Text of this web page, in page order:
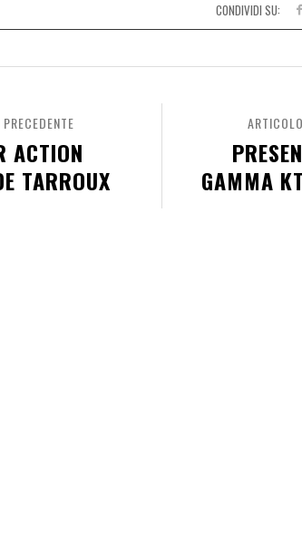
CONDIVIDI SU:
GAMMA
ACTION
TARROUX